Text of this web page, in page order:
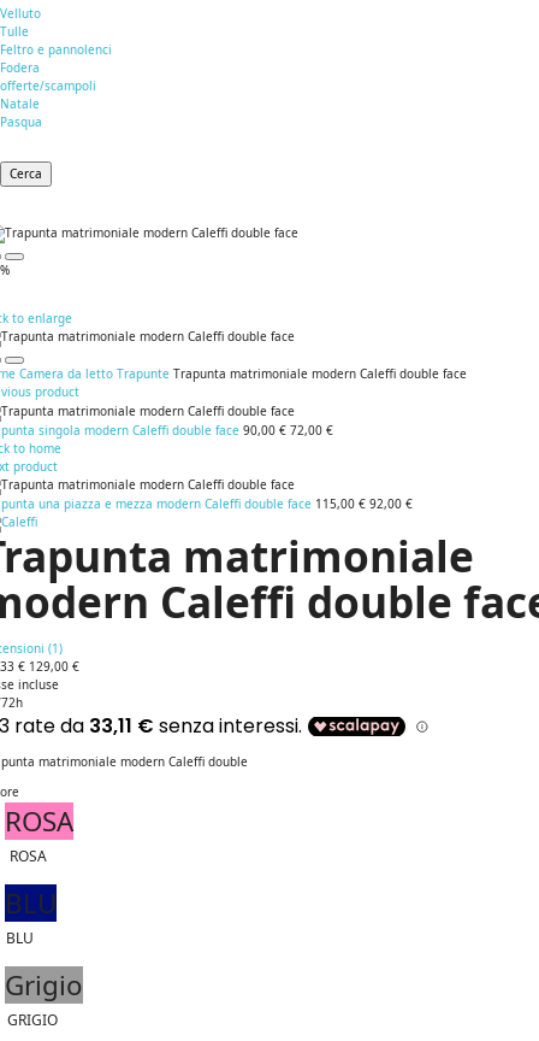
Velluto
Tulle
Feltro e pannolenci
Fodera
offerte/scampoli
Natale
Pasqua
Cerca
to enlarge
Camera da letto Trapunte Trapunta matrimoniale modern Caleffi double face
product
singola modern Caleffi double face 90,00 € 72,00 €
to home
product
una piazza e mezza modern Caleffi double face 115,00 € 92,00 €
matrimoniale
Caleffi double
(1)
€ 129,00 €
incluse
matrimoniale modern Caleffi double
ROSA
ROSA
BLU
BLU
Grigio
GRIGIO